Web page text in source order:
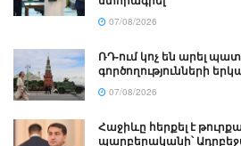
07/08/2026
ՌԴ-ում կոչ են արել
գործողությունների
07/08/2026
Հաջիևը հերքել է
պարբերականի՝